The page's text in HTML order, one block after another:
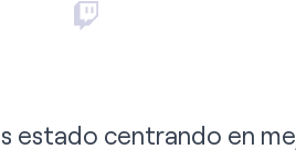
estado centrando en